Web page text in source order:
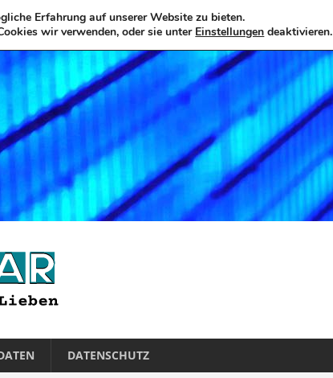
DATENSCHUTZ
Erfahrung auf unserer Website zu bieten.
wir verwenden, oder sie unter Einstellungen deaktivieren.